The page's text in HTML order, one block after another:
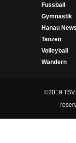
Fussball
Gymnastik
Hanau News
Tanzen
Volleyball
Wandern
©2019 TSV